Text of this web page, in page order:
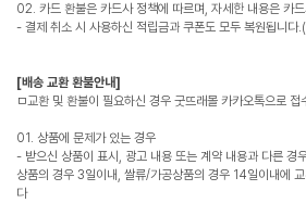
02. 카드 환불은 카드사 정책에 따르며, 자세한 내용은 카
- 결제 취소 시 사용하신 적립금과 쿠폰도 모두 복원됩니다
[배송 교환 환불안내]
ㅁ교환 및 환불이 필요하신 경우 굿뜨래몰 카카오톡으로 접
01. 상품에 문제가 있는 경우
- 받으신 상품이 표시, 광고 내용 또는 계약 내용과 다른 경
상품의 경우 3일이내, 쌀류/가공상품의 경우 14일이내에
다